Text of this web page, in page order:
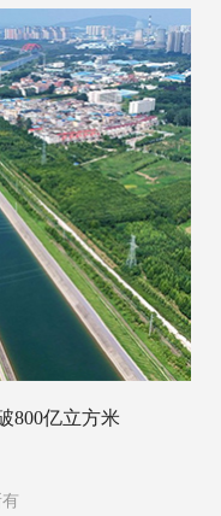
800亿立方米